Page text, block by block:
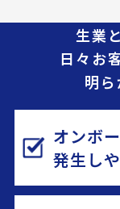
生業
日々お
明
オンボ
発生し